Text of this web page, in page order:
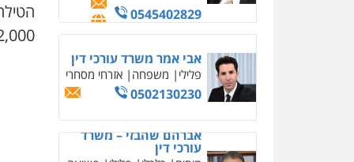
0506209859
עו"ד אשרף שחאדה
פלילי פשיעה חמורה
מעצרים וחקירות תעבורה
עו"ד שנהב אילון
2,000 שקל ופסילת רישיון ל-15